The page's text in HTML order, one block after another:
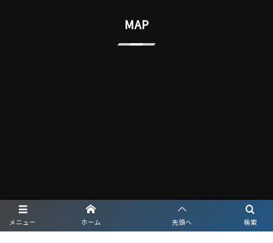
メニュー 検索
ホーム 先頭へ
MAP